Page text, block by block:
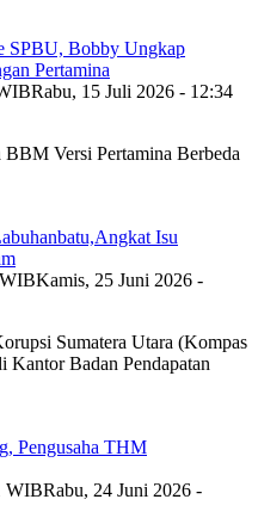
SPBU, Bobby Ungkap
Pertamina
Rabu, 15 Juli 2026 - 12:34
Versi Pertamina Berbeda
Isu
Kamis, 25 Juni 2026 -
Sumatera Utara (Kompas
Kantor Badan Pendapatan
Pengusaha THM
WIBRabu, 24 Juni 2026 -